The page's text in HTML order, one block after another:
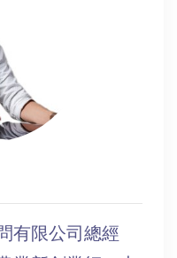
有限公司總經